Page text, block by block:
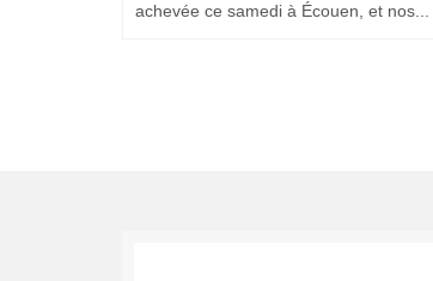
achevée ce samedi à Écouen, et nos...